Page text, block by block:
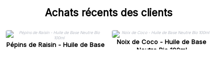
Achats récents des clients
Pépins de Raisin - Huile de Base
Noix de Coco - Huile de Base
Neutre Bio 100ml